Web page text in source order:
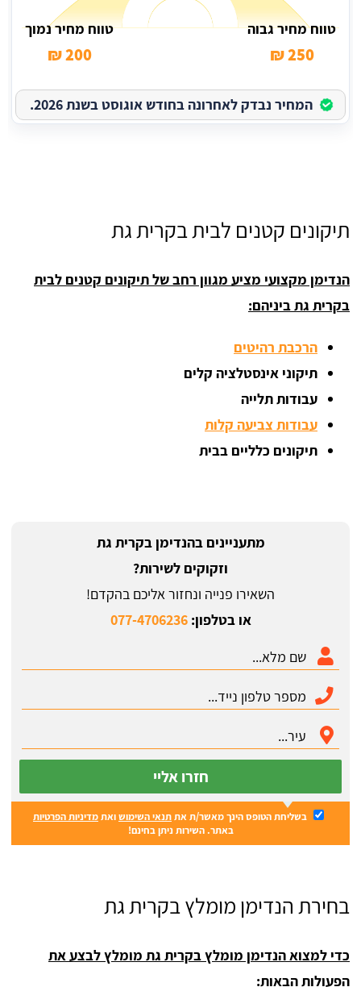
טווח מחיר גבוה
250 ₪
טווח מחיר נמוך
200 ₪
המחיר נבדק לאחרונה בחודש אוגוסט בשנת 2026.
תיקונים קטנים לבית בקרית גת
הנדימן מקצועי מציע מגוון רחב של תיקונים קטנים לבית
בקרית גת ביניהם:
הרכבת רהיטים
תיקוני אינסטלציה קלים
עבודות תלייה
עבודות צביעה קלות
תיקונים כלליים בבית
מתעניינים בהנדימן בקרית גת
וזקוקים לשירות?
השאירו פנייה ונחזור אליכם בהקדם!
או בטלפון:077-4706236
חזרו אליי
בשליחת הטופס הינך מאשר/ת אתתנאי השימושואתמדיניות הפרטיות
באתר. השירות ניתן בחינם!
בחירת הנדימן מומלץ בקרית גת
כדי למצוא הנדימן מומלץ בקרית גת מומלץ לבצע את
הפעולות הבאות: